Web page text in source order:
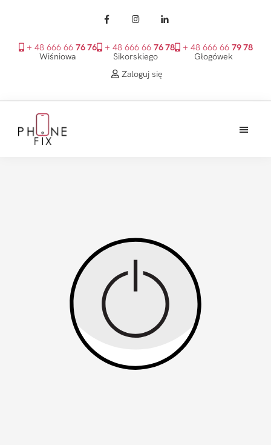
+ 48 666 66 76 76
Wiśniowa
+ 48 666 66 76 78
Sikorskiego
+ 48 666 66 79 78
Głogówek
Zaloguj się
głównego